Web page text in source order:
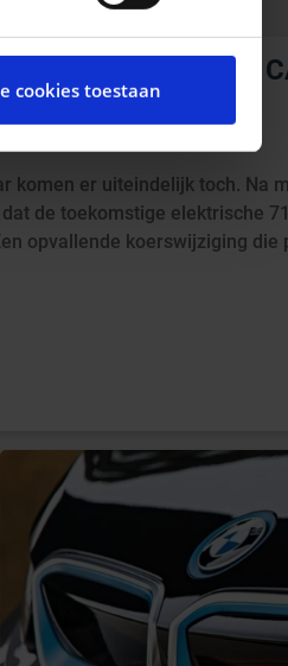
media te bieden en om
met onze partners voor
andere informatie die u
cookies toestaan
BOXSTER EN
komen er uiteindelijk toch. Na
de toekomstige elektrische
opvallende koerswijziging